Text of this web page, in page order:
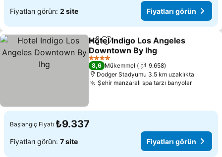
Fiyatları görün: 2 site Fiyatları görün
PaylaşFavorilerime ekle
Hotel Indigo Los Angeles
Downtown By Ihg
Fiyatları görün
4 Yıldız
8,6 Mükemmel
9.658
Dodger Stadyumu 3.5 km uzaklıkta
Şehir manzaralı spa tarzı banyolar
Başlangıç Fiyatı ₺9.337
Fiyatları görün: 7 site Fiyatları görün